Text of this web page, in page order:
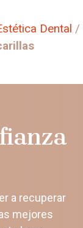
Dental /
a recuperar
mejores